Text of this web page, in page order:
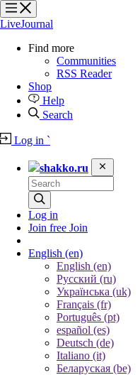
?
?
?
?
LiveJournal
Find more
Communities
RSS Reader
Shop
Help
Search
Log in `
shakko.ru
Log in
Join free Join
English (en)
English (en)
Русский (ru)
Українська (uk)
Français (fr)
Português (pt)
español (es)
Deutsch (de)
Italiano (it)
Беларуская (be)